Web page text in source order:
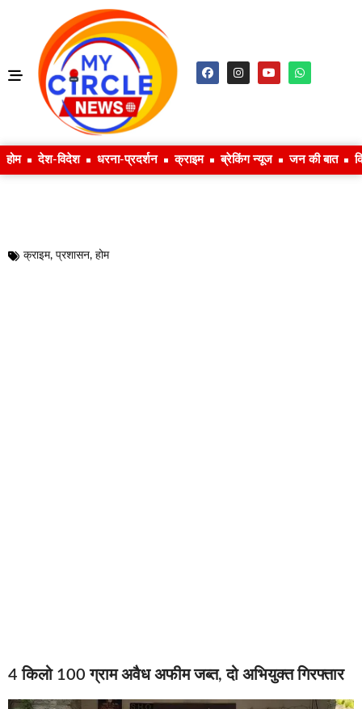
होम देश-विदेश धरना-प्रदर्शन क्राइम ब्रेकिंग न्यूज जन की बात
क्राइम, प्रशासन, होम
4 किलो 100 ग्राम अवैध अफीम जब्त, दो अभियुक्त गिरफ्तार